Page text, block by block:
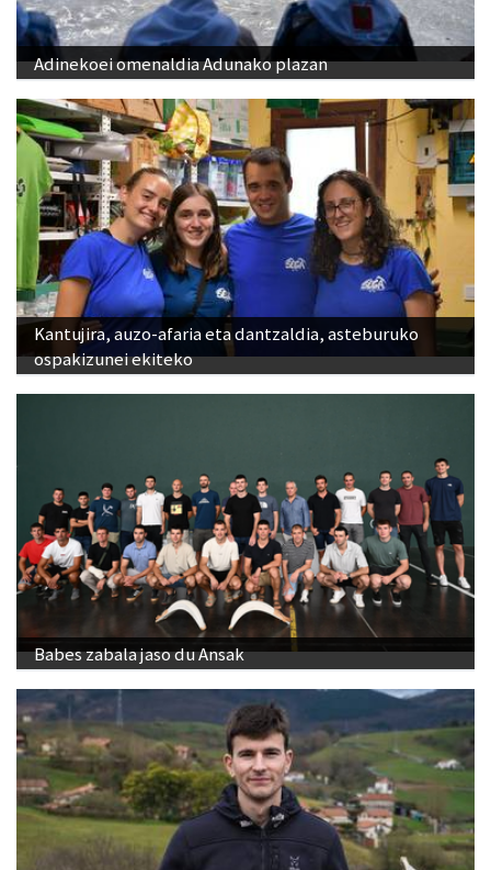
Adinekoei omenaldia Adunako plazan
Kantujira, auzo-afaria eta dantzaldia, asteburuko
ospakizunei ekiteko
Babes zabala jaso du Ansak